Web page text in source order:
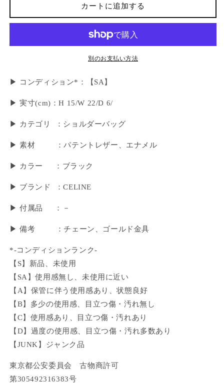
カートに追加する
別のお支払い方法
▶ コンディション*：【SA】
▶︎ 実寸(cm)：H 15/W 22/D 6/
▶ カテゴリ ：ショルダーバッグ
▶ 素材 ：パテントレザー、エナメル
▶ カラー ：ブラック
▶ ブランド ：CELINE
▶ 付属品 ：－
▶︎ 備考 ：チェーン、ゴールド金具
*-コンディションランク-
【S】新品、未使用
【SA】使用感無し、未使用に近い
【A】保管に伴う使用感あり、状態良好
【B】多少の使用感、目立つ傷・汚れ無し
【C】使用感あり、目立つ傷・汚れあり
【D】過度の使用感、目立つ傷・汚れ多数あり
【JUNK】ジャンク品
東京都公安委員会 古物商許可
第305492316383号